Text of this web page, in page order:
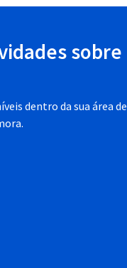
sobre
dentro da sua área de